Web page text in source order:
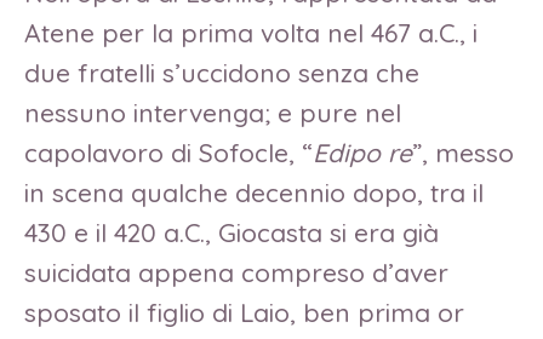
Atene per la prima volta nel 467 a.C., i
due fratelli s’uccidono senza che
nessuno intervenga; e pure nel
capolavoro di Sofocle, “Edipo re”, messo
in scena qualche decennio dopo, tra il
430 e il 420 a.C., Giocasta si era già
suicidata appena compreso d’aver
sposato il figlio di Laio, ben prima or